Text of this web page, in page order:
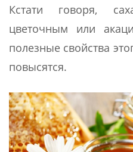
Кстати говоря,
цветочным или
полезные свойства
повысятся.